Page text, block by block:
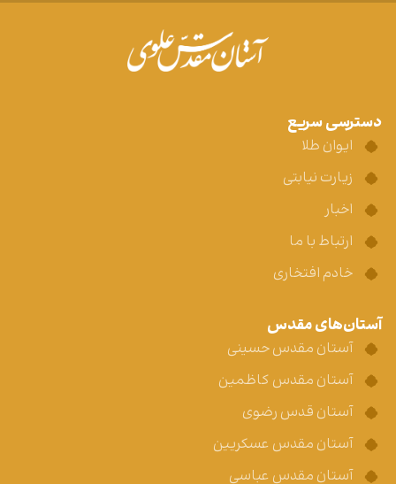
دسترسی سریع
ایوان طلا
زیارت نیابتی
اخبار
ارتباط با ما
خادم افتخاری
آستان‌های مقدس
آستان مقدس حسینی
آستان مقدس کاظمین
آستان قدس رضوی
آستان مقدس عسکریین
آستان مقدس عباسی